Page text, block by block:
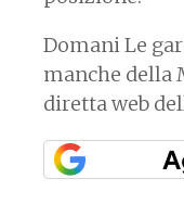
Domani Le
manche della
diretta web